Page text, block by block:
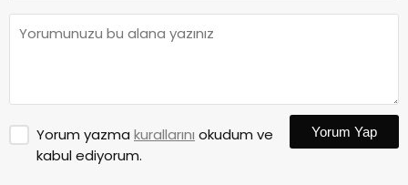
Yorum yazma kurallarını okudum ve
kabul ediyorum.
Yorum Yap